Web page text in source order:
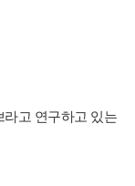
고 연구하고 있는